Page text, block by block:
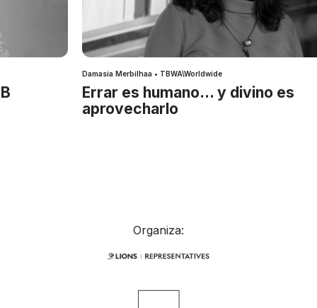
Damasia Merbilhaa • TBWA\Worldwide
Errar es humano… y divino es
aprovecharlo
Organiza: